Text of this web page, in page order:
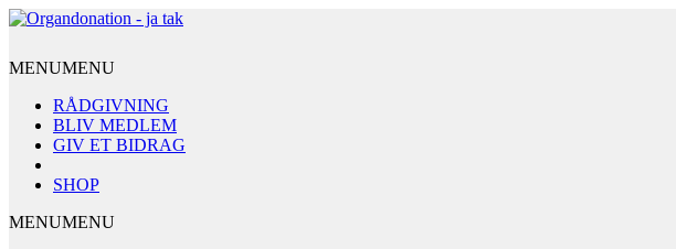
MENUMENU
RÅDGIVNING
BLIV MEDLEM
GIV ET BIDRAG
SHOP
MENUMENU